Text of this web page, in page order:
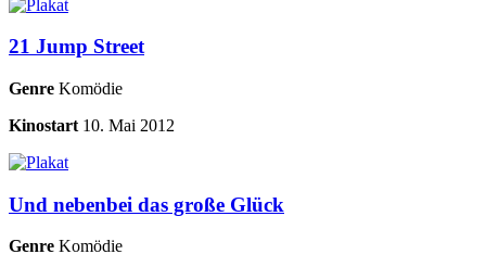
21 Jump Street
Genre Komödie
Kinostart 10. Mai 2012
Und nebenbei das große Glück
Genre Komödie